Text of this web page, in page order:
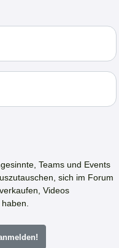
Teams und Events
sich im Forum
Videos